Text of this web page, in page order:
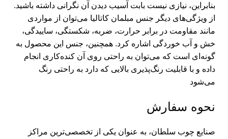
بنابراین، نیازی نیست بابت آسیب دیدن آن نگرانی داشته باشید.
از ویژگی‌های دیگر جنس مبلمان کاتالیا می‌توان از مواردی
مانند مقاومت در برابر حرارت، ضربه، شکستگی، ساییدگی،
خش و آب خوردگی اشاره کرد. همچنین، جنس این محصول به
گونه‌ای است که می‌توان به راحتی روی آن کنده‌کاری انجام
داده و با قابلیت رنگ‌پذیری بالایی که دارد به راحتی رنگ
می‌شود
نحوه سفارش
صنایع چوب سلطان، به عنوان یکی از تخصصی‌ترین مراکز